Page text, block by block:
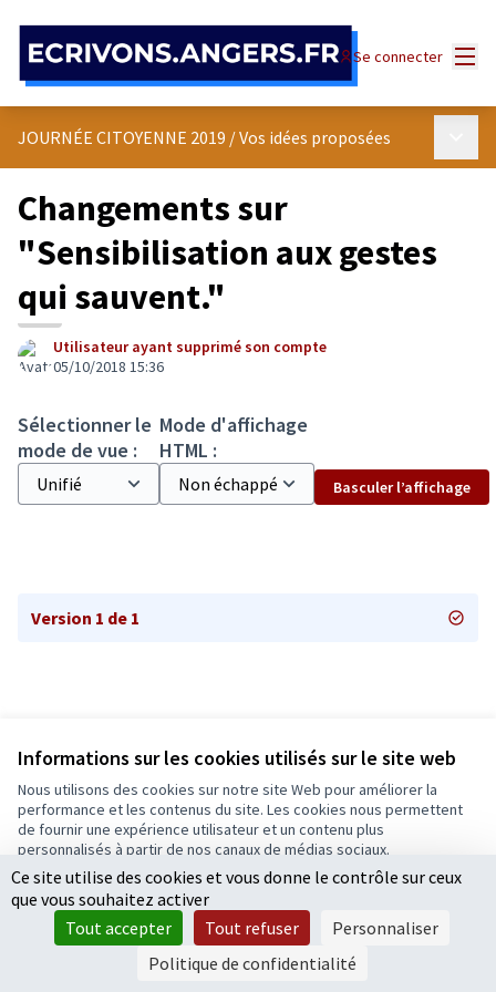
Informations sur les cookies utilisés sur le site web
Nous utilisons des cookies sur notre site Web pour améliorer la
performance et les contenus du site. Les cookies nous permettent
de fournir une expérience utilisateur et un contenu plus
personnalisés à partir de nos canaux de médias sociaux.
Tout accepter
Accepter seulement les cookies essentiels
Paramètres
Se connecter
JOURNÉE CITOYENNE 2019 /Vos idées proposées
Changements sur
"Sensibilisation aux gestes
qui sauvent."
Utilisateur ayant supprimé son compte
05/10/2018 15:36
Sélectionner le
mode de vue :
Mode d'affichage
HTML :
Basculer l’affichage
Version 1 de 1
Conditions d'utilisation
Paramètres des cookies
Ecrivons Angers sur X
(Lien externe)
Ecrivons Angers sur Facebook
(Lien externe)
logiciel libre Decidim
(Lien externe)
.
Licence
(Lien
Ce site utilise des cookies et vous donne le contrôle sur ceux
que vous souhaitez activer
Tout accepter
Tout refuser
Personnaliser
Politique de confidentialité